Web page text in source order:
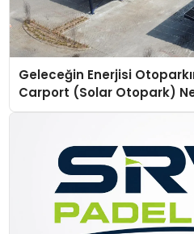
Geleceğin Enerjisi
Carport (Solar Otopark)